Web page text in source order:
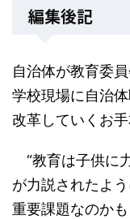
編集後記
自治体が教育委
学校現場に自治
改革していくお
“教育は子供に
が力説されたよ
重要課題なのか